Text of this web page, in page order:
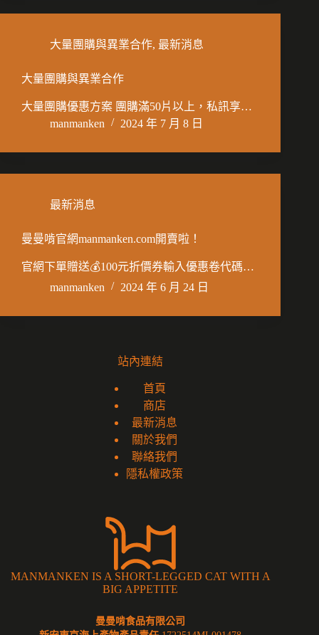
大量團購與異業合作, 最新消息
大量團購與異業合作
大量團購優惠方案 團購滿50片以上，私訊享…
manmanken
2024 年 7 月 8 日
最新消息
曼曼啃官網manmanken.com開賣啦！
官網下單贈送💰100元折價券輸入優惠卷代碼…
manmanken
2024 年 6 月 24 日
站內連結
首頁
商店
最新消息
關於我們
聯絡我們
隱私權政策
MANMANKEN IS A SHORT-LEGGED CAT WITH A
BIG APPETITE
曼曼啃食品有限公司